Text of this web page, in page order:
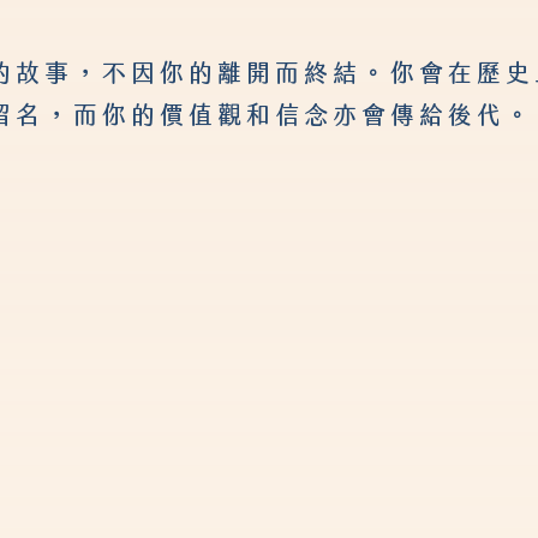
故事，不因你的離開而終結。你會在歷
名，而你的價值觀和信念亦會傳給後代。